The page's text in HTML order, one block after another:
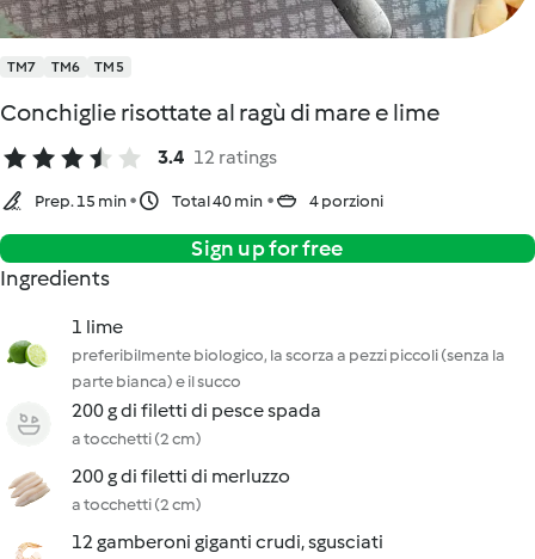
TM7 TM6 TM5
Conchiglie risottate al ragù di mare e lime
3.4 12 ratings
Prep. 15 min Total 40 min 4 porzioni
Sign up for free
Ingredients
1 lime
preferibilmente biologico, la scorza a pezzi piccoli (senza la
parte bianca) e il succo
200 g di filetti di pesce spada
a tocchetti (2 cm)
200 g di filetti di merluzzo
a tocchetti (2 cm)
12 gamberoni giganti crudi, sgusciati